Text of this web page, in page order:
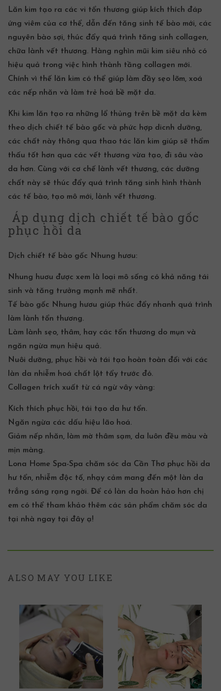
Lăn kim tạo ra các vi tổn thương giúp kích thích đáp
ứng viêm của cơ thể, dẫn đến tăng sinh tế bào mới, các
nguyên bào sợi, thúc đẩy quá trình tăng sinh collagen,
chữa lành vết thương. Hàng nghìn mũi kim siêu nhỏ có
hiệu quả trong việc hình thành tầng collagen mới.
Chính vì thế lăn kim có thể giúp làm đầy sẹo lõm, xoá
các nếp nhăn và làm trẻ hoá bề mặt da.
Khi kim lăn tạo ra những lổ thủng trên bề mặt da kèm
theo dịch chiết tế bào gốc và phức hợp dicnh dưỡng,
các chất này thông qua thao tác lăn kim giúp sẽ thẩm
thấu tốt hơn qua các vết thương vừa tạo, đi sâu vào
da hơn. Cùng với cơ chế lành vết thương, các dưỡng
chất này sẽ thúc đẩy quá trình tăng sinh hình thành
các tế bào, tạo mô mới, lành vết thương.
Áp dụng dịch chiết tế bào gốc
phục hồi da
Dịch chiết tế bào gốc Nhung hươu:
Nhung huơu được xem là loại mô sống có khả năng tái
sinh và tăng trưởng mạnh mẽ nhất.
Tế bào gốc Nhung hươu giúp thúc đẩy nhanh quá trình
làm lành tổn thương.
Làm lành sẹo, thâm, hay các tổn thương do mụn và
ngăn ngừa mụn hiệu quả.
Nuôi dưỡng, phục hồi và tái tạo hoàn toàn đối với các
làn da nhiễm hoá chất lột tẩy trước đó.
Collagen trích xuất từ cá ngừ vây vàng:
Kích thích phục hồi, tái tạo da hư tổn.
Ngăn ngừa các dấu hiệu lão hoá.
Giảm nếp nhăn, làm mờ thâm sạm, da luôn đều màu và
mịn màng.
Lona Home Spa-Spa chăm sóc da Cần Thơ phục hồi da
hư tổn, nhiễm độc tố, nhạy cảm mang đến một làn da
trắng sáng rạng ngời. Để có làn da hoàn hảo hơn chị
em có thể tham khảo thêm các sản phẩm chăm sóc da
tại nhà ngay tại đây ạ!
ALSO MAY YOU LIKE